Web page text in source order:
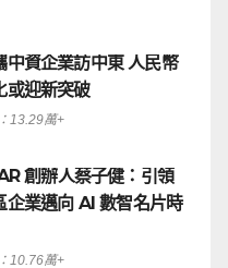
中資企業訪中東 人民幣
或迎新突破
13.29萬+
創辦人蔡子健：引領
企業邁向 AI 數智名片時
10.76萬+